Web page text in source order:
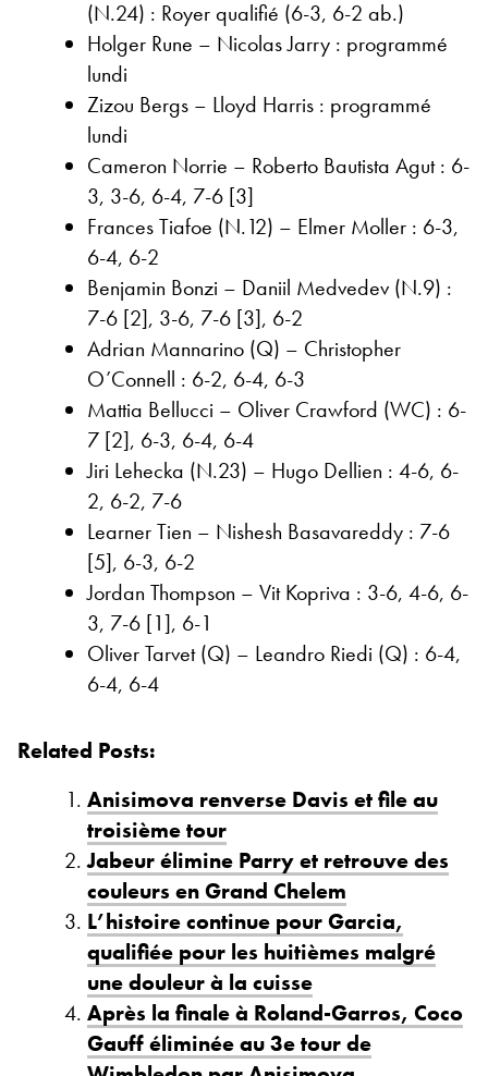
(N.24) : Royer qualifié (6-3, 6-2 ab.)
Holger Rune – Nicolas Jarry : programmé
lundi
Zizou Bergs – Lloyd Harris : programmé
lundi
Cameron Norrie – Roberto Bautista Agut : 6-
3, 3-6, 6-4, 7-6 [3]
Frances Tiafoe (N.12) – Elmer Moller : 6-3,
6-4, 6-2
Benjamin Bonzi – Daniil Medvedev (N.9) :
7-6 [2], 3-6, 7-6 [3], 6-2
Adrian Mannarino (Q) – Christopher
O’Connell : 6-2, 6-4, 6-3
Mattia Bellucci – Oliver Crawford (WC) : 6-
7 [2], 6-3, 6-4, 6-4
Jiri Lehecka (N.23) – Hugo Dellien : 4-6, 6-
2, 6-2, 7-6
Learner Tien – Nishesh Basavareddy : 7-6
[5], 6-3, 6-2
Jordan Thompson – Vit Kopriva : 3-6, 4-6, 6-
3, 7-6 [1], 6-1
Oliver Tarvet (Q) – Leandro Riedi (Q) : 6-4,
6-4, 6-4
Related Posts:
Anisimova renverse Davis et file au
troisième tour
Jabeur élimine Parry et retrouve des
couleurs en Grand Chelem
L’histoire continue pour Garcia,
qualifiée pour les huitièmes malgré
une douleur à la cuisse
Après la finale à Roland-Garros, Coco
Gauff éliminée au 3e tour de